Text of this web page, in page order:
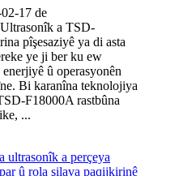
17 de
a TSD-
pîşesaziyê ya di asta
ye ji ber ku ew
û operasyonên
Bi karanîna teknolojiya
F18000A rastbûna
...